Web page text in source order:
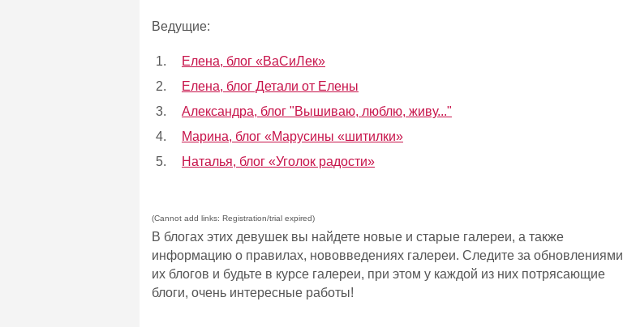
Ведущие:
1.
Елена, блог «ВаСиЛек»
2.
Елена, блог Детали от Елены
3.
Александра, блог "Вышиваю, люблю, живу..."
4.
Марина, блог «Марусины «шитилки»
5.
Наталья, блог «Уголок радости»
(Cannot add links: Registration/trial expired)
В блогах этих девушек вы найдете новые и старые галереи, а также
информацию о правилах, нововведениях галереи. Следите за обновлениями
их блогов и будьте в курсе галереи, при этом у каждой из них потрясающие
блоги, очень интересные работы!